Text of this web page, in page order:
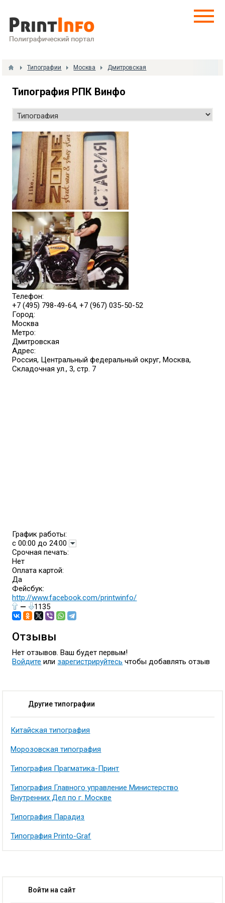
Типографии Москва Дмитровская
Типография РПК Винфо
Телефон:
+7 (495) 798-49-64, +7 (967) 035-50-52
Город:
Москва
Метро:
Дмитровская
Адрес:
Россия, Центральный федеральный округ, Москва,
Складочная ул., 3, стр. 7
График работы:
с 00:00 до 24:00
Срочная печать:
Нет
Оплата картой:
Да
Фейсбук:
http://www.facebook.com/printwinfo/
—
1135
Отзывы
Нет отзывов. Ваш будет первым!
Войдите или зарегистрируйтесь чтобы добавлять отзыв
Другие типографии
Китайская типография
Морозовская типография
Типография Прагматика-Принт
Типография Главного управление Министерство
Внутренних Дел по г. Москве
Типография Парадиз
Типография Printo-Graf
Войти на сайт